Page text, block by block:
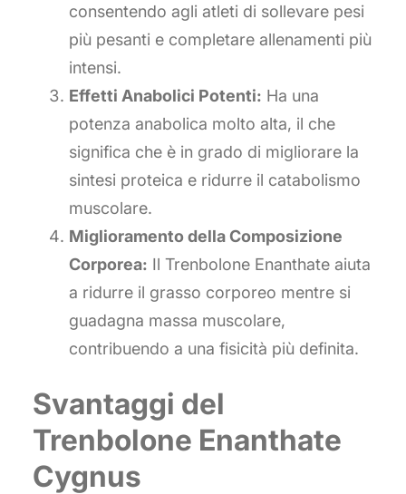
consentendo agli atleti di sollevare pesi
più pesanti e completare allenamenti più
intensi.
Effetti Anabolici Potenti: Ha una
potenza anabolica molto alta, il che
significa che è in grado di migliorare la
sintesi proteica e ridurre il catabolismo
muscolare.
Miglioramento della Composizione
Corporea: Il Trenbolone Enanthate aiuta
a ridurre il grasso corporeo mentre si
guadagna massa muscolare,
contribuendo a una fisicità più definita.
Svantaggi del
Trenbolone Enanthate
Cygnus